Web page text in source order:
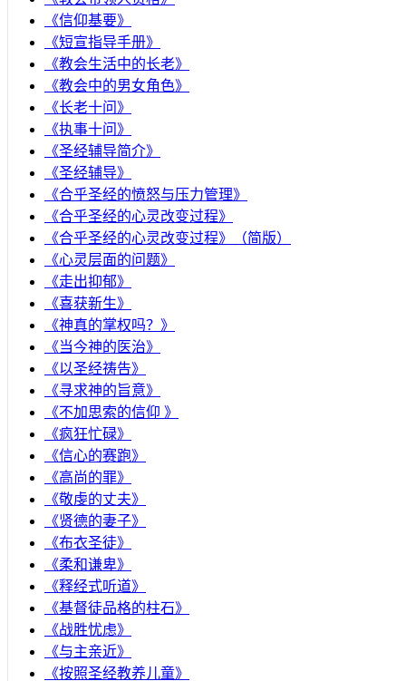
《信仰基要》
《短宣指导手册》
《教会生活中的长老》
《教会中的男女角色》
《长老十问》
《执事十问》
《圣经辅导简介》
《圣经辅导》
​《合乎圣经的愤怒与压力管理》
《合乎圣经的心灵改变过程》
《合乎圣经的心灵改变过程》（简版）
《心灵层面的问题》
《走出抑郁》
《喜获新生》
《神真的掌权吗？》
《当今神的医治》
《以圣经祷告》
《寻求神的旨意》
《不加思索的信仰 》
《疯狂忙碌》
《信心的赛跑》
《高尚的罪》
《敬虔的丈夫》
《贤德的妻子》
《布衣圣徒》
《柔和谦卑》
《释经式听道》
《基督徒品格的柱石》
《战胜忧虑》
《与主亲近》
《按照圣经教养儿童》